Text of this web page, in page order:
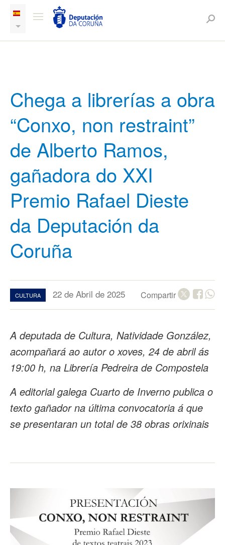
Chega a librerías a obra
“Conxo, non restraint”
de Alberto Ramos,
gañadora do XXI
Premio Rafael Dieste
da Deputación da
Coruña
CULTURA 22 de Abril de 2025 Compartir
A deputada de Cultura, Natividade González,
acompañará ao autor o xoves, 24 de abril ás
19:00 h, na Librería Pedreira de Compostela
A editorial galega Cuarto de Inverno publica o
texto gañador na última convocatoria á que
se presentaran un total de 38 obras orixinais